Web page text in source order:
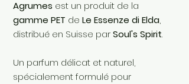
Agrumes est un produit de la
gamme PET de Le Essenze di Elda,
distribué en Suisse parSoul's Spirit.
Un parfum délicat et naturel,
spécialement formulé pour